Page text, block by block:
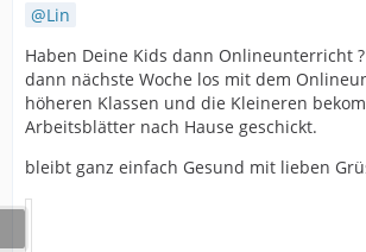
Lin
Haben Deine Kids dann Onlineunterricht
dann nächste Woche los mit dem
höheren Klassen und die Kleineren
Arbeitsblätter nach Hause geschickt.
bleibt ganz einfach Gesund mit lieben